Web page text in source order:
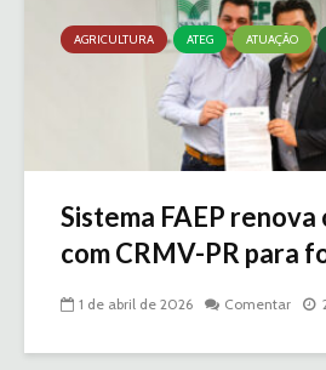
AGRICULTURA ATEG ATUAÇÃO
Sistema FAEP
com CRMV-PR para
1 de abril de 2026 Comentar